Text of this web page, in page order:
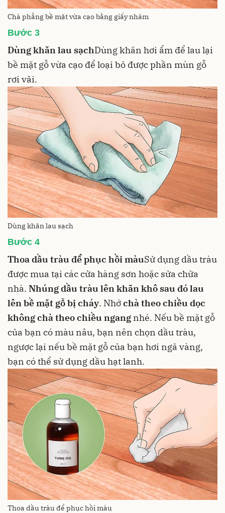
Chà phẳng bề mặt vừa cạo bằng giấy nhám
Bước 3
Dùng khăn lau sạchDùngkhăn hơi ẩm để lau lại
bề mặt gỗ vừa cạo để loại bỏ được phần mùn gỗ
rơi vãi.
Dùng khăn lau sạch
Bước 4
Thoa dầu tràu để phục hồi màuSử dụng dầu tràu
được mua tại các cửa hàng sơn hoặc sửa chữa
nhà. Nhúng dầu tràu lên khăn khô sau đó lau
lên bề mặt gỗ bị cháy. Nhớchà theo chiều dọc
không chà theo chiều ngang nhé. Nếu bề mặt gỗ
của bạn có màu nâu, bạn nên chọn dầu tràu,
ngược lại nếu bề mặt gỗ của bạn hơi ngả vàng,
bạn có thể sử dụng dầu hạt lanh.
Thoa dầu tràu để phục hồi màu